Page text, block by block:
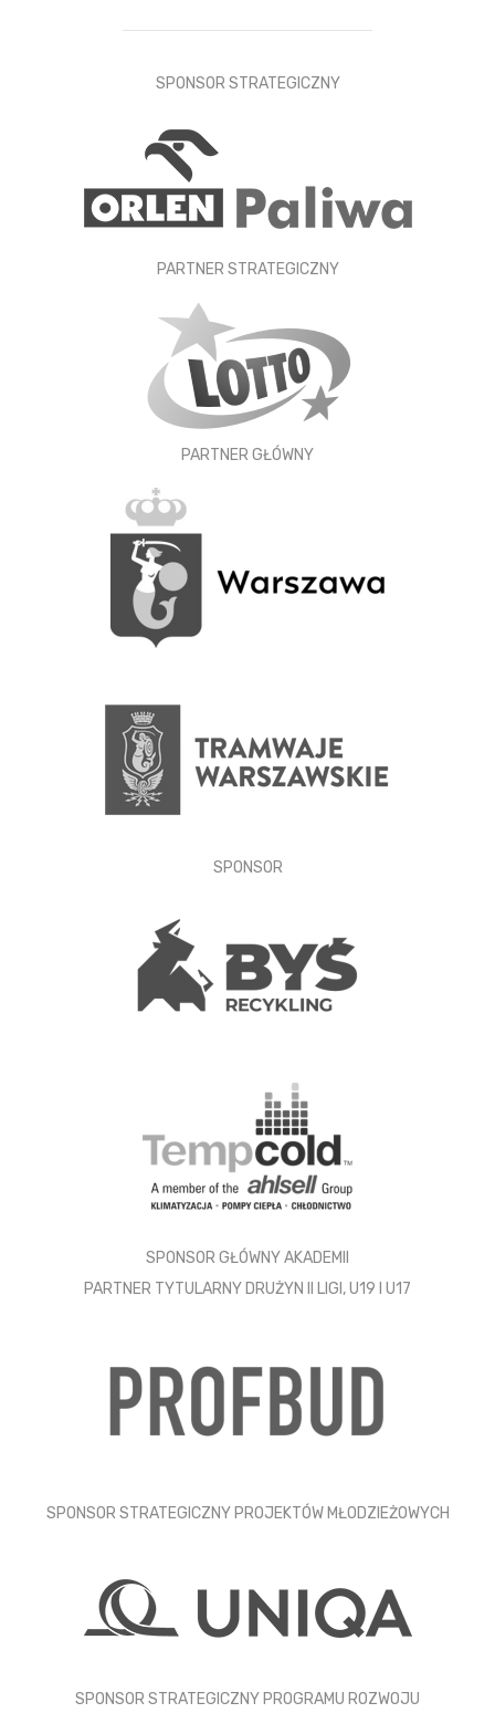
SPONSOR STRATEGICZNY
PARTNER STRATEGICZNY
PARTNER GŁÓWNY
SPONSOR
SPONSOR GŁÓWNY AKADEMII
PARTNER TYTULARNY DRUŻYN II LIGI, U19 I U17
SPONSOR STRATEGICZNY PROJEKTÓW MŁODZIEŻOWYCH
SPONSOR STRATEGICZNY PROGRAMU ROZWOJU